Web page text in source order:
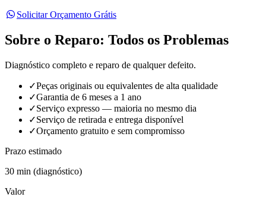
Solicitar Orçamento Grátis
Sobre o Reparo: Todos os Problemas
Diagnóstico completo e reparo de qualquer defeito.
✓Peças originais ou equivalentes de alta qualidade
✓Garantia de 6 meses a 1 ano
✓Serviço expresso — maioria no mesmo dia
✓Serviço de retirada e entrega disponível
✓Orçamento gratuito e sem compromisso
Prazo estimado
30 min (diagnóstico)
Valor